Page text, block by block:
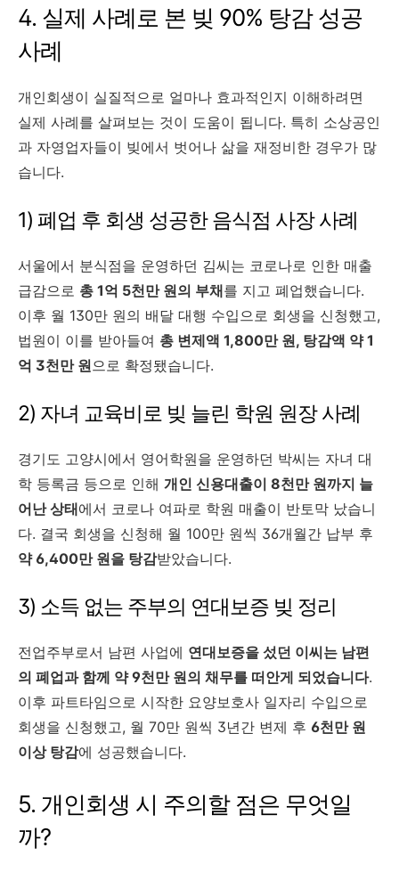
4. 실제 사례로 본 빚 90% 탕감 성공
사례
개인회생이 실질적으로 얼마나 효과적인지 이해하려면
실제 사례를 살펴보는 것이 도움이 됩니다. 특히 소상공인
과 자영업자들이 빚에서 벗어나 삶을 재정비한 경우가 많
습니다.
1) 폐업 후 회생 성공한 음식점 사장 사례
서울에서 분식점을 운영하던 김씨는 코로나로 인한 매출
급감으로 총 1억 5천만 원의 부채를 지고 폐업했습니다.
이후 월 130만 원의 배달 대행 수입으로 회생을 신청했고,
법원이 이를 받아들여 총 변제액 1,800만 원, 탕감액 약 1
억 3천만 원으로 확정됐습니다.
2) 자녀 교육비로 빚 늘린 학원 원장 사례
경기도 고양시에서 영어학원을 운영하던 박씨는 자녀 대
학 등록금 등으로 인해 개인 신용대출이 8천만 원까지 늘
어난 상태에서 코로나 여파로 학원 매출이 반토막 났습니
다. 결국 회생을 신청해 월 100만 원씩 36개월간 납부 후
약 6,400만 원을 탕감받았습니다.
3) 소득 없는 주부의 연대보증 빚 정리
전업주부로서 남편 사업에 연대보증을 섰던 이씨는 남편
의 폐업과 함께 약 9천만 원의 채무를 떠안게 되었습니다.
이후 파트타임으로 시작한 요양보호사 일자리 수입으로
회생을 신청했고, 월 70만 원씩 3년간 변제 후 6천만 원
이상 탕감에 성공했습니다.
5. 개인회생 시 주의할 점은 무엇일
까?